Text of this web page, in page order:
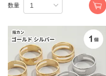
数量